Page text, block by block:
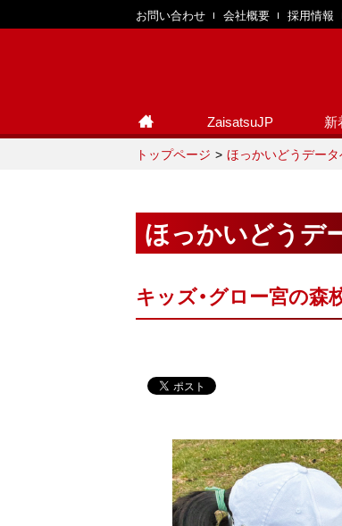
お問い合わせ 会社概要 採用情報
ZaisatsuJP 新
トップページ ほっかいどうデータ
ほっかいどうデ
キッズ・グロー宮の森